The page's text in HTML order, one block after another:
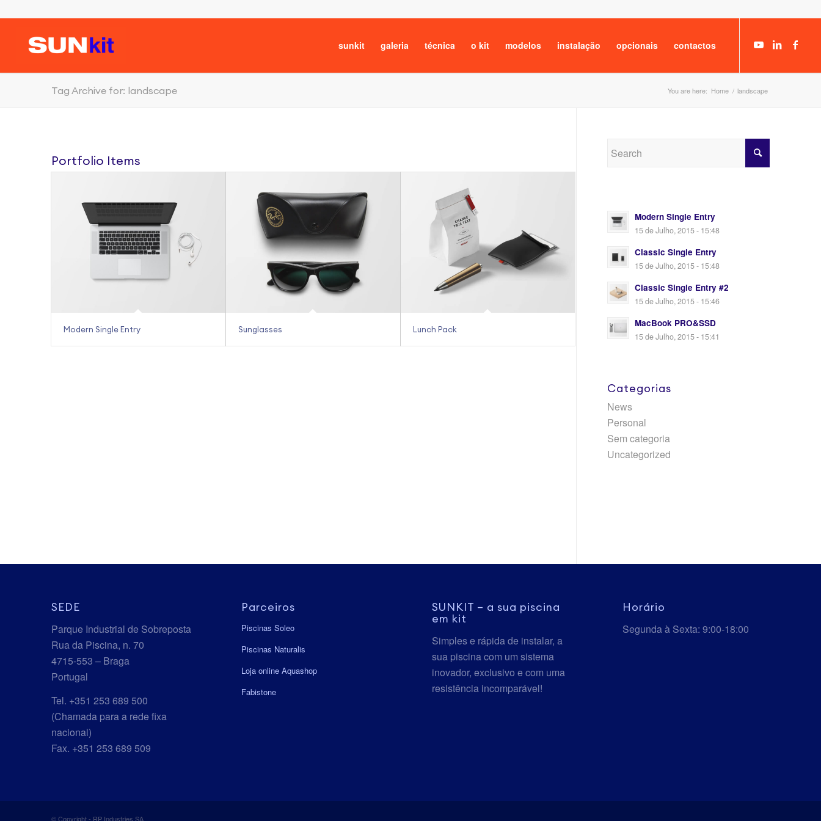
sunkit galeria técnica o kit modelos instalação opcionais contactos
Tag Archive for: landscape You are here: Home / landscape
Portfolio Items
Modern Single Entry Sunglasses Lunch Pack
Modern Single Entry
15 de Julho, 2015 - 15:48
Classic Single Entry
15 de Julho, 2015 - 15:48
Classic Single Entry #2
15 de Julho, 2015 - 15:46
MacBook PRO&SSD
15 de Julho, 2015 - 15:41
Categorias
News
Personal
Sem categoria
Uncategorized
SEDE
Parque Industrial de Sobreposta
Rua da Piscina, n. 70
4715-553 – Braga
Portugal
Tel. +351 253 689 500
(Chamada para a rede fixa
nacional)
Fax. +351 253 689 509
Parceiros
Piscinas Soleo
Piscinas Naturalis
Loja online Aquashop
Fabistone
SUNKIT – a sua piscina
em kit
Simples e rápida de instalar, a
sua piscina com um sistema
inovador, exclusivo e com uma
resistência incomparável!
Horário
Segunda à Sexta: 9:00-18:00
© Copyright - RP Industries SA